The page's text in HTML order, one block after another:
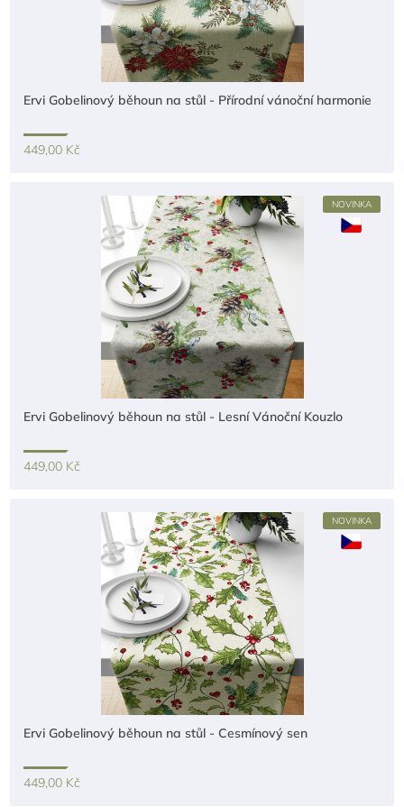
Ervi Gobelinový běhoun na stůl - Přírodní vánoční harmonie
449,00 Kč
NOVINKA
Ervi Gobelinový běhoun na stůl - Lesní Vánoční Kouzlo
449,00 Kč
NOVINKA
Ervi Gobelinový běhoun na stůl - Cesmínový sen
449,00 Kč